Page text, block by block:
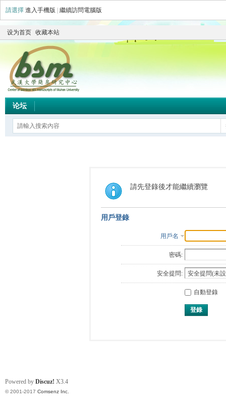
請選擇 進入手機版 繼續訪問電腦版
设为首页 收藏本站
论坛
請先登錄後才能繼續瀏覽
用戶登錄
用戶名
密碼:
安全提問:
自動登錄
登錄
Powered by Discuz! X3.4
© 2001-2017 Comsenz Inc.